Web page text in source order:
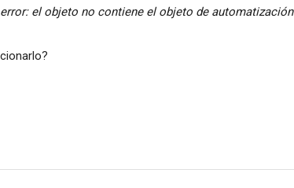
el objeto no contiene el objeto de automatización